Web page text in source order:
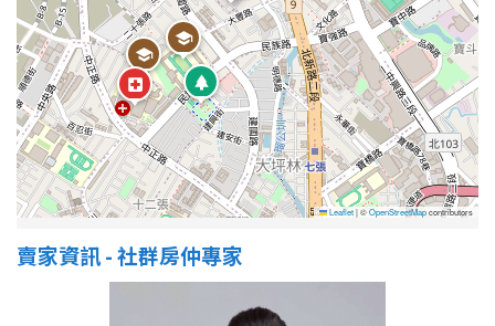
Leaflet|©OpenStreetMapcontributors
賣家資訊 - 社群房仲專家